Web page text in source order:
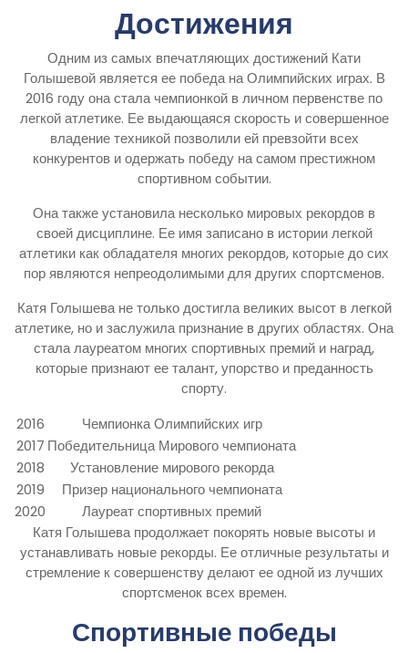
Достижения
Одним из самых впечатляющих достижений Кати
Голышевой является ее победа на Олимпийских играх. В
2016 году она стала чемпионкой в личном первенстве по
легкой атлетике. Ее выдающаяся скорость и совершенное
владение техникой позволили ей превзойти всех
конкурентов и одержать победу на самом престижном
спортивном событии.
Она также установила несколько мировых рекордов в
своей дисциплине. Ее имя записано в истории легкой
атлетики как обладателя многих рекордов, которые до сих
пор являются непреодолимыми для других спортсменов.
Катя Голышева не только достигла великих высот в легкой
атлетике, но и заслужила признание в других областях. Она
стала лауреатом многих спортивных премий и наград,
которые признают ее талант, упорство и преданность
спорту.
2016
Чемпионка Олимпийских игр
2017 Победительница Мирового чемпионата
2018
Установление мирового рекорда
2019
Призер национального чемпионата
2020
Лауреат спортивных премий
Катя Голышева продолжает покорять новые высоты и
устанавливать новые рекорды. Ее отличные результаты и
стремление к совершенству делают ее одной из лучших
спортсменок всех времен.
Спортивные победы